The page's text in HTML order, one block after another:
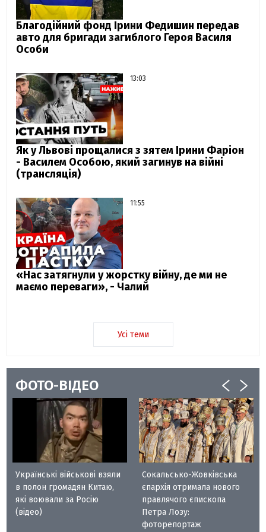
Благодійний фонд Ірини Федишин передав
авто для бригади загиблого Героя Василя
Особи
13:03
Як у Львові прощалися з зятем Ірини Фаріон
- Василем Особою, який загинув на війні
(трансляція)
11:55
«Нас затягнули у жорстку війну, де ми не
маємо переваги», - Чалий
Усі теми
ФОТО-ВІДЕО
Українські військові взяли
в полон громадян Китаю,
які воювали за Росію
(відео)
Сокальсько-Жовківська
єпархія отримала нового
правлячого єпископа
Петра Лозу:
фоторепортаж